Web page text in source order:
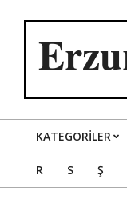
Primary
Navigation
KATEGORILER
R S Ş